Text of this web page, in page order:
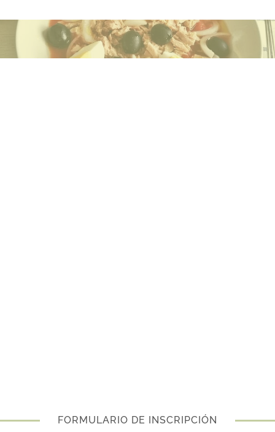
FORMULARIO DE INSCRIPCIÓN